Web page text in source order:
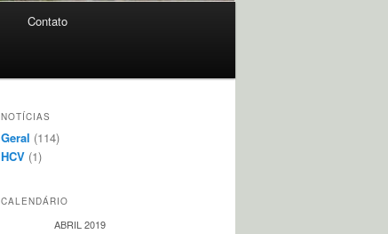
Contato
NOTÍCIAS
Geral (114)
HCV (1)
CALENDÁRIO
ABRIL 2019